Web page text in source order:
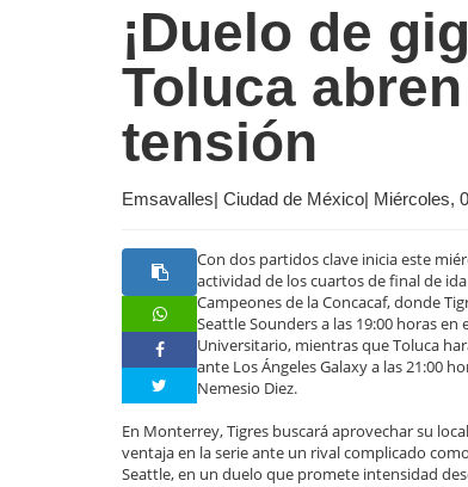
¡Duelo de
Toluca
tensión
Emsavalles| Ciudad de México| Miércoles,
Con dos partidos clave inicia este
actividad de los cuartos de final de
Campeones de la Concacaf, donde
Seattle Sounders a las 19:00 horas en
Universitario, mientras que Toluca
ante Los Ángeles Galaxy a las 21:00
Nemesio Diez.
En Monterrey, Tigres buscará aprovechar su
ventaja en la serie ante un rival complicado
Seattle, en un duelo que promete intensidad